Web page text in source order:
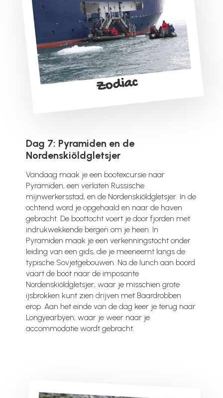
Zodiac
Dag 7: Pyramiden en de
Nordenskiöldgletsjer
Vandaag maak je een bootexcursie naar
Pyramiden, een verlaten Russische
mijnwerkersstad, en de Nordenskiöldgletsjer. In de
ochtend word je opgehaald en naar de haven
gebracht. De boottocht voert je door fjorden met
indrukwekkende bergen om je heen. In
Pyramiden maak je een verkenningstocht onder
leiding van een gids, die je meeneemt langs de
typische Sovjetgebouwen. Na de lunch aan boord
vaart de boot naar de imposante
Nordenskiöldgletsjer, waar je misschien grote
ijsbrokken kunt zien drijven met Baardrobben
erop. Aan het einde van de dag keer je terug naar
Longyearbyen, waar je weer naar je
accommodatie wordt gebracht.